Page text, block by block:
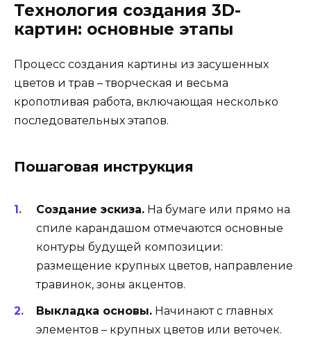
Технология создания 3D-
картин: основные этапы
Процесс создания картины из засушенных
цветов и трав – творческая и весьма
кропотливая работа, включающая несколько
последовательных этапов.
Пошаговая инструкция
Создание эскиза. На бумаге или прямо на
спиле карандашом отмечаются основные
контуры будущей композиции:
размещение крупных цветов, направление
травинок, зоны акцентов.
Выкладка основы. Начинают с главных
элементов – крупных цветов или веточек.